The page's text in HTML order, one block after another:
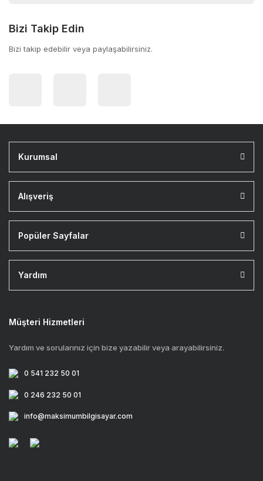
Bizi Takip Edin
Bizi takip edebilir veya paylaşabilirsiniz.
Kurumsal
Alışveriş
Popüler Sayfalar
Yardım
Müşteri Hizmetleri
Yardım ve sorularınız için bize yazabilir veya arayabilirsiniz.
0 541 232 50 01
0 246 232 50 01
info@maksimumbilgisayar.com